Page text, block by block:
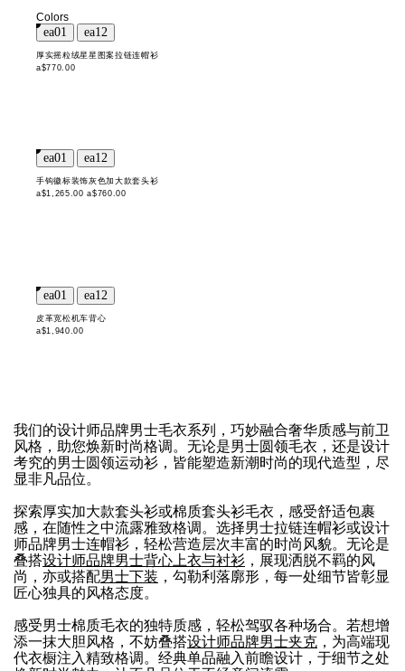
Colors
厚实摇粒绒星星图案拉链连帽衫
a$770.00
手钩徽标装饰灰色加大款套头衫
a$1,265.00 a$760.00
皮革宽松机车背心
a$1,940.00
我们的设计师品牌男士毛衣系列，巧妙融合奢华质感与前卫
风格，助您焕新时尚格调。无论是男士圆领毛衣，还是设计
考究的男士圆领运动衫，皆能塑造新潮时尚的现代造型，尽
显非凡品位。
探索厚实加大款套头衫或棉质套头衫毛衣，感受舒适包裹
感，在随性之中流露雅致格调。选择男士拉链连帽衫或设计
师品牌男士连帽衫，轻松营造层次丰富的时尚风貌。无论是
叠搭设计师品牌男士背心上衣与衬衫 ，展现洒脱不羁的风
尚，亦或搭配男士下装 ，勾勒利落廓形，每一处细节皆彰显
匠心独具的风格态度。
感受男士棉质毛衣的独特质感，轻松驾驭各种场合。若想增
添一抹大胆风格，不妨叠搭设计师品牌男士夹克 ，为高端现
代衣橱注入精致格调。经典单品融入前瞻设计，于细节之处